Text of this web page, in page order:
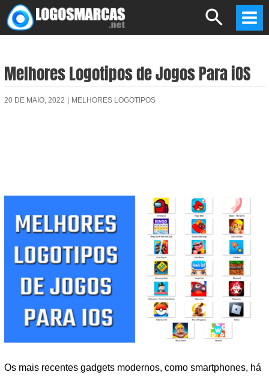
Skip
to
Search
Melhores Logotipos de Jogos Para iOS
20 DE MAIO, 2022 MELHORES LOGOTIPOS
Os mais recentes gadgets modernos, como smartphones, há